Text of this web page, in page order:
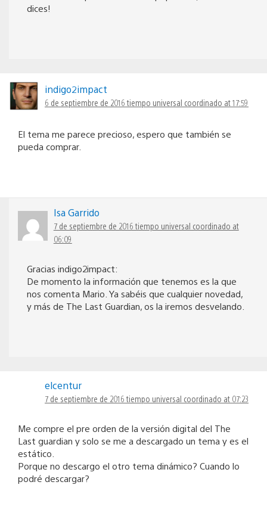
dices!
indigo2impact
6 de septiembre de 2016 tiempo universal coordinado at 17:59
El tema me parece precioso, espero que también se
pueda comprar.
Isa Garrido
7 de septiembre de 2016 tiempo universal coordinado at
06:09
Gracias indigo2impact:
De momento la información que tenemos es la que
nos comenta Mario. Ya sabéis que cualquier novedad,
y más de The Last Guardian, os la iremos desvelando.
elcentur
7 de septiembre de 2016 tiempo universal coordinado at 07:23
Me compre el pre orden de la versión digital del The
Last guardian y solo se me a descargado un tema y es el
estático.
Porque no descargo el otro tema dinámico? Cuando lo
podré descargar?